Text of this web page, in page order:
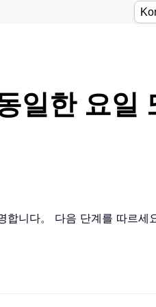
일한 요일
니다。 다음 단계를 따르세요